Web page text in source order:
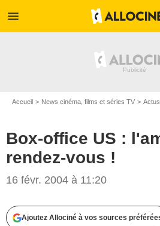
menu
Accueil News cinéma, films et séries TV
Box-office US :
rendez-vous !
16 févr. 2004 à 11:20
Ajoutez Allociné à vos sources